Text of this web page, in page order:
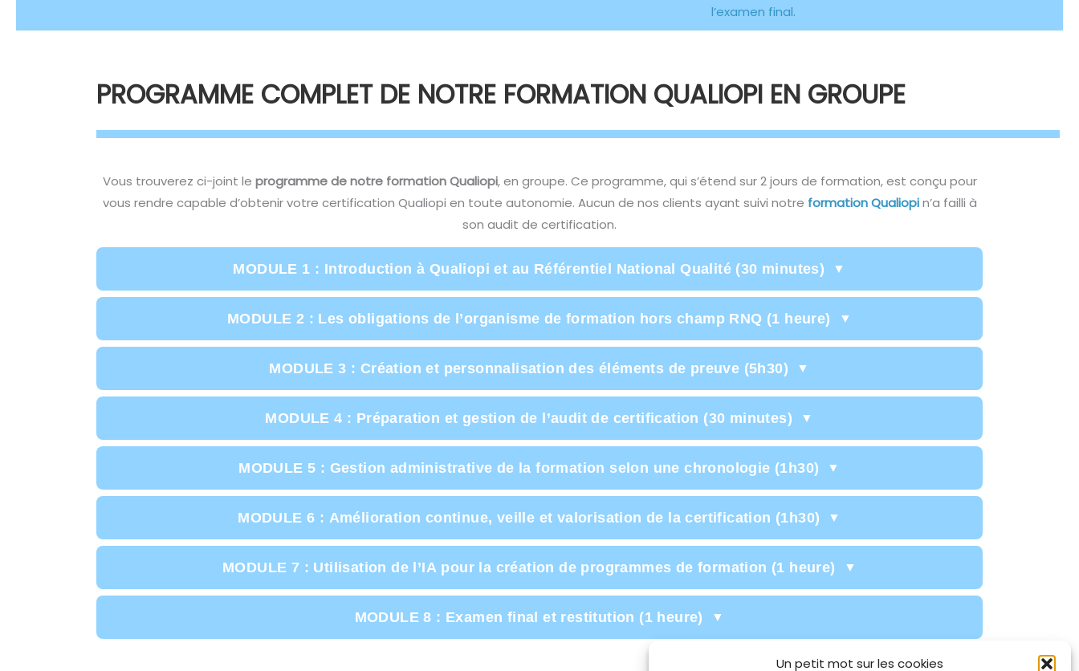
Un petit mot sur les cookies
l’examen final.
PROGRAMME COMPLET DE NOTRE FORMATION QUALIOPI EN GROUPE
Vous trouverez ci-joint le programme de notre formation Qualiopi, en groupe. Ce programme, qui s’étend sur 2 jours de formation, est conçu pour
vous rendre capable d’obtenir votre certification Qualiopi en toute autonomie. Aucun de nos clients ayant suivi notre formation Qualiopin’a failli à
son audit de certification.
MODULE 1 : Introduction à Qualiopi et au Référentiel National Qualité (30 minutes)
MODULE 2 : Les obligations de l’organisme de formation hors champ RNQ (1 heure)
MODULE 3 : Création et personnalisation des éléments de preuve (5h30)
MODULE 4 : Préparation et gestion de l’audit de certification (30 minutes)
MODULE 5 : Gestion administrative de la formation selon une chronologie (1h30)
MODULE 6 : Amélioration continue, veille et valorisation de la certification (1h30)
MODULE 7 : Utilisation de l’IA pour la création de programmes de formation (1 heure)
MODULE 8 : Examen final et restitution (1 heure)